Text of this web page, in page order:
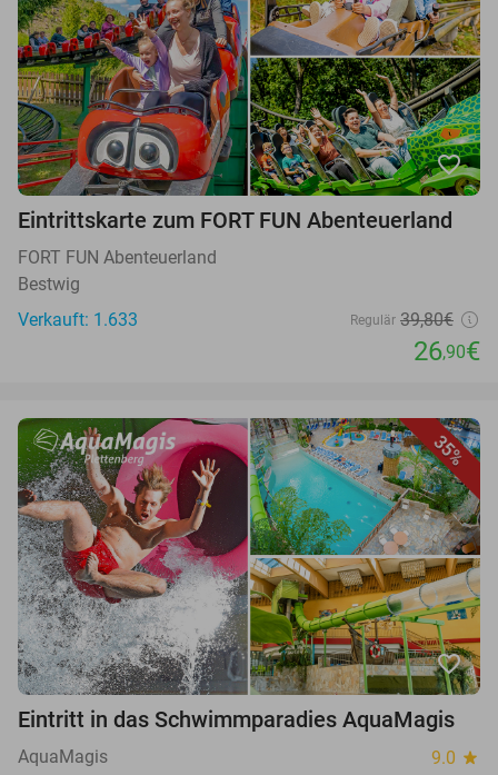
favorite_border
Eintrittskarte zum FORT FUN Abenteuerland
FORT FUN Abenteuerland
Bestwig
Verkauft: 1.633
Regulär 39,80€
26,90€
35%
favorite_border
Eintritt in das Schwimmparadies AquaMagis
AquaMagis 9.0 star